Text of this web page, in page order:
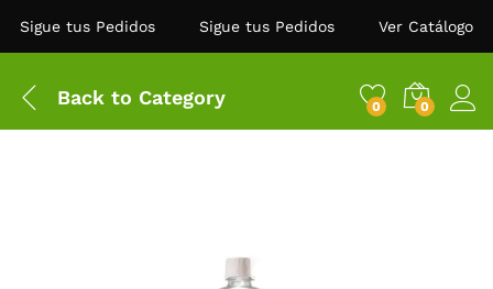
Sigue tus Pedidos Sigue tus Pedidos Ver Catálogo
Back to Category 0 0